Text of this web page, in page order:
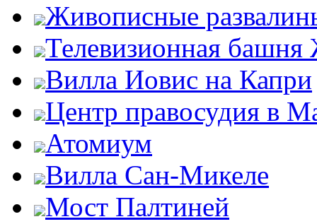
Живописные
Телевизионная
Вилла Иовис на Капри
Центр правосудия в
Атомиум
Вилла Сан-Микеле
Мост Палтиней